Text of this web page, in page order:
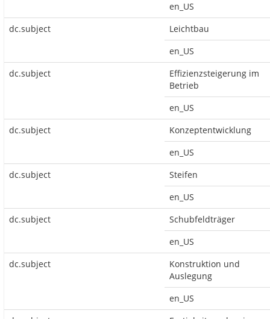
en_US
dc.subject
Leichtbau
en_US
dc.subject
Effizienzsteigerung im
Betrieb
en_US
dc.subject
Konzeptentwicklung
en_US
dc.subject
Steifen
en_US
dc.subject
Schubfeldträger
en_US
dc.subject
Konstruktion und
Auslegung
en_US